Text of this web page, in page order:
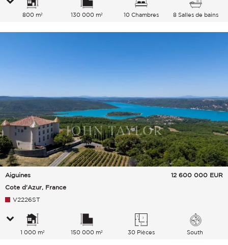
800 m² 130 000 m² 10 Chambres 8 Salles de bains
Aiguines
Cote d'Azur, France
12 600 000 EUR
V2226ST
1 000 m² 150 000 m² 30 Pièces South